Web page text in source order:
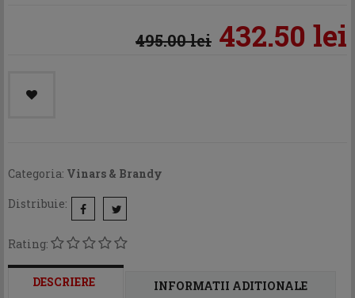
495.00 lei 432.50 lei
Categoria: Vinars & Brandy
Distribuie:
Rating:
DESCRIERE INFORMATII ADITIONALE